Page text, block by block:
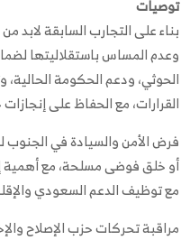
توصيات
بناء على التجارب السابقة لابد
وعدم المساس باستقلاليتها
الحوثي، ودعم الحكومة
القرارات، مع الحفاظ على
فرض الأمن والسيادة في
أو خلق فوضى مسلحة، مع أهمية
مع توظيف الدعم السعودي
مراقبة تحركات حزب الإصلاح